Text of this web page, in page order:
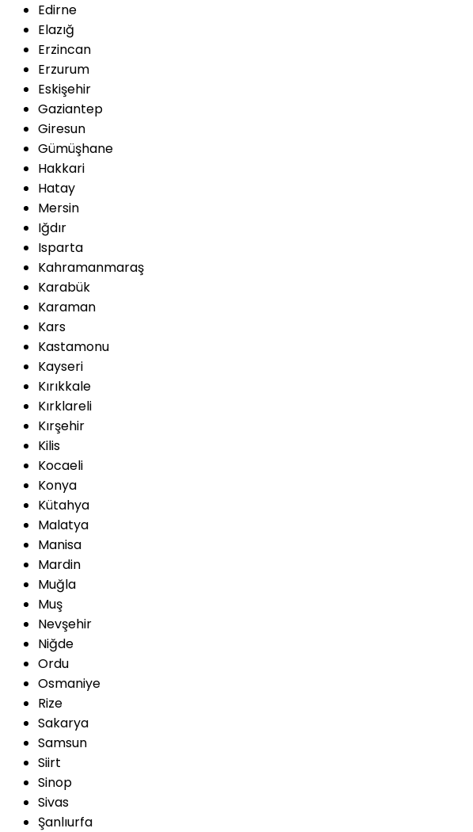
Edirne
Elazığ
Erzincan
Erzurum
Eskişehir
Gaziantep
Giresun
Gümüşhane
Hakkari
Hatay
Mersin
Iğdır
Isparta
Kahramanmaraş
Karabük
Karaman
Kars
Kastamonu
Kayseri
Kırıkkale
Kırklareli
Kırşehir
Kilis
Kocaeli
Konya
Kütahya
Malatya
Manisa
Mardin
Muğla
Muş
Nevşehir
Niğde
Ordu
Osmaniye
Rize
Sakarya
Samsun
Siirt
Sinop
Sivas
Şanlıurfa